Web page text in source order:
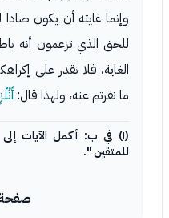
وإنما غايته أن يكون صادا
للحق الذي تزعمون أنه
الغاية، فلا نقدر على
ما نفرتم عنه، ولهذا قال:
(١) في ب: أكمل الآيات
للمتقين ".
صفحة